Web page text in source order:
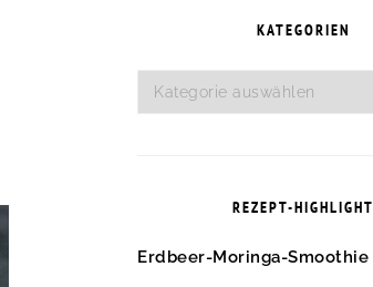
KATEGORIEN
Kategorien
REZEPT-HIGHLIGHT
Erdbeer-Moringa-Smoothie